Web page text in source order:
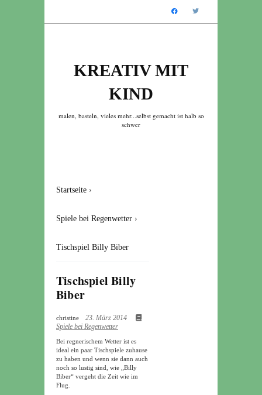
KREATIV MIT
KIND
malen, basteln, vieles mehr...selbst gemacht ist halb so
schwer
Startseite ›
Spiele bei Regenwetter ›
Tischspiel Billy Biber
Tischspiel Billy
Biber
christine
23. März 2014
Spiele bei Regenwetter
Bei regnerischem Wetter ist es
ideal ein paar Tischspiele zuhause
zu haben und wenn sie dann auch
noch so lustig sind, wie „Billy
Biber“ vergeht die Zeit wie im
Flug.